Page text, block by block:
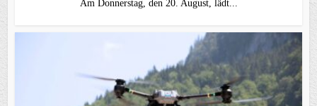
Am Donnerstag, den 20. August, lädt...